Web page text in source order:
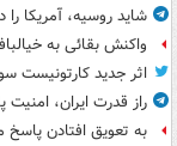
شاید روسیه، آمریکا را
واکنش بقائی به
اثر جدید کارتونیست
راز قدرت ایران،
به تعویق افتادن